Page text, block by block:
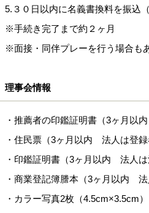
5.３０日以内に名義書換料を振込
※手続き完了まで約２ヶ月
※面接・同伴プレーを行う場合も
理事会情報
・推薦者の印鑑証明書（3ヶ月以
・住民票（3ヶ月以内 法人は登
・印鑑証明書（3ヶ月以内 法人
・商業登記簿謄本（3ヶ月以内
・カラー写真2枚（4.5cm×3.5cm）